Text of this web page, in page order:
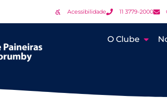
Acessibilidade 11 3779-2000
O Clube